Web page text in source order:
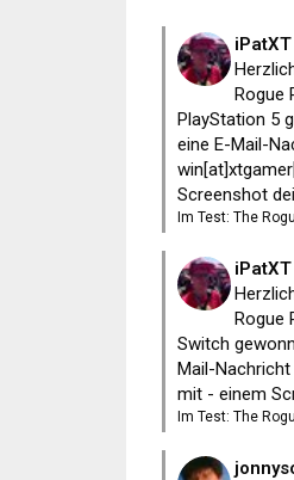
iPatXT
Rogue
PlayStation 5
eine E-Mail-
Screenshot
Im Test: The
iPatXT
Rogue
Switch
Mail-
mit - einem
Im Test: The